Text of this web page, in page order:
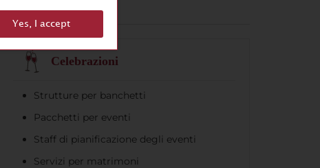
Celebrazioni
Strutture per banchetti
Pacchetti per eventi
Staff di pianificazione degli eventi
Servizi per matrimoni
Yes, I accept